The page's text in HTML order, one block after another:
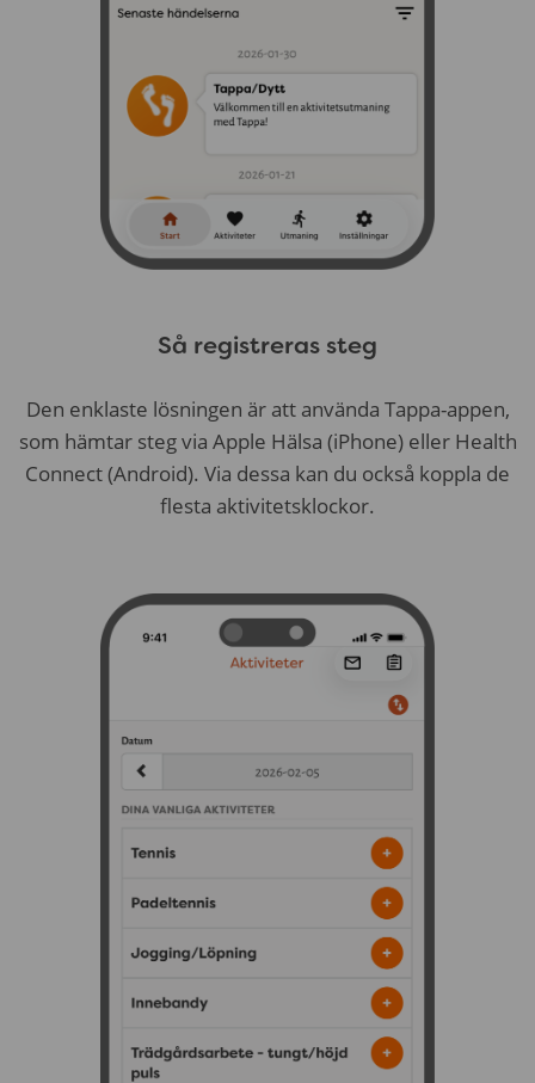
Så registreras steg
Den enklaste lösningen är att använda Tappa-appen,
som hämtar steg via Apple Hälsa (iPhone) eller Health
Connect (Android). Via dessa kan du också koppla de
flesta aktivitetsklockor.